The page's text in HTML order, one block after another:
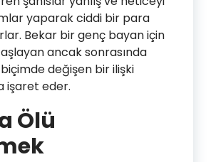
yaparak ciddi bir para
Bekar bir genç bayan için
ancak sonrasında
değişen bir ilişki
işaret eder.
Ölü